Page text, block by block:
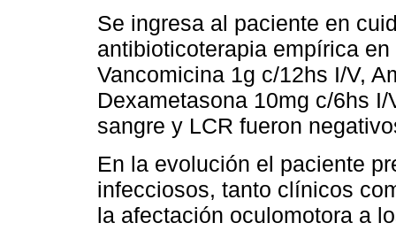
Se ingresa al paciente en
antibioticoterapia empírica
Vancomicina 1g c/12hs I/V,
Dexametasona 10mg c/6hs
sangre y LCR fueron
En la evolución el paciente
infecciosos, tanto clínicos
la afectación oculomotora a